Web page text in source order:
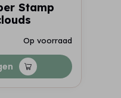
Stamp
Op voorraad